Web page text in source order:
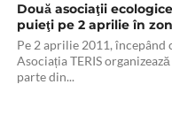
Două asociaţii
puieţi pe 2 aprilie în
Pe 2 aprilie 2011, începând
Asociația TERIS
parte din...